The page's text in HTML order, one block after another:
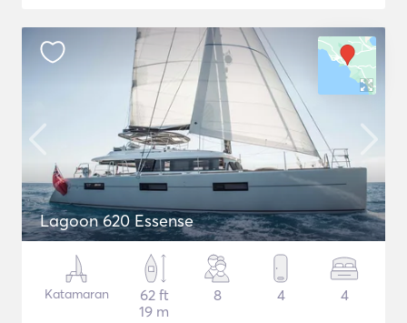
Lagoon 620 Essense
Katamaran
62 ft
19 m
8 4 4